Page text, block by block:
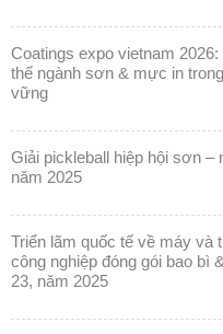
coatings expo vietnam 2026: khẳng định vị
thế ngành sơn & mực in
vững
giải pickleball hiệp hội sơn – mực in, lần 1 –
năm 2025
triển lãm quốc tế về máy và thiết bị ngành
công nghiệp đóng gói bao bì
23, năm 2025